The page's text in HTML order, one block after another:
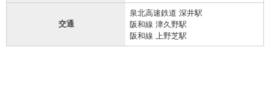
交通
泉北高速鉄道 深井駅
阪和線 津久野駅
阪和線 上野芝駅